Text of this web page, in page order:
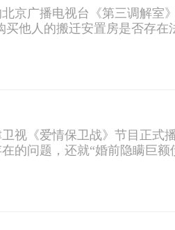
京广播电视台《第三调解室
他人的搬迁安置房是否存在
视《爱情保卫战》节目正式
的问题，还就“婚前隐瞒巨